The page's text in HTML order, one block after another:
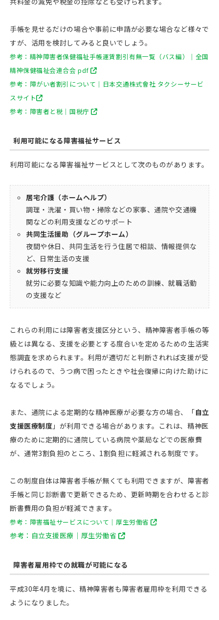
手帳を見せるだけの場合や事前に申請が必要な場合など様々で
すが、活用を検討してみると良いでしょう。
参考：精神障害者保健福祉手帳運賃割引有無一覧（バス編）｜全国
精神保健福祉会連合会 pdf
参考：障がい者割引について｜日本交通株式會社 タクシーサービ
スサイト
参考：障害者と税｜国税庁
利用可能になる障害福祉サービス
利用可能になる障害福祉サービスとして次のものがあります。
居宅介護（ホームヘルプ）
調理・洗濯・買い物・掃除などの家事、通院や交通機
関などの利用支援などのサポート
共同生活援助（グループホーム）
夜間や休日、共同生活を行う住居で相談、情報提供な
ど、日常生活の支援
就労移行支援
就労に必要な知識や能力向上のための訓練、就職活動
の支援など
これらの利用には障害者支援区分という、精神障害者手帳の等
級とは異なる、支援を必要とする度合いを定めるための生活実
態調査を求められます。利用が適切だと判断されれば支援が受
けられるので、うつ病で困ったときや社会復帰に向けた助けに
なるでしょう。
また、通院による定期的な精神医療が必要な方の場合、「自立
支援医療制度 」が利用できる場合があります。これは、精神医
療のために定期的に通院している病院や薬局などでの医療費
が、通常3割負担のところ、1割負担に軽減される制度です。
この制度自体は障害者手帳が無くても利用できますが、障害者
手帳と同じ診断書で更新できるため、更新時期を合わせると診
断書費用の負担が軽減できます。
参考：障害福祉サービスについて｜厚生労働省
参考：自立支援医療｜厚生労働省
障害者雇用枠での就職が可能になる
平成30年4月を境に、精神障害者も障害者雇用枠を利用できる
ようになりました。